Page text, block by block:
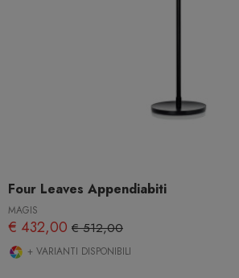
Four Leaves Appendiabiti
MAGIS
€ 432,00 € 512,00
+ VARIANTI DISPONIBILI